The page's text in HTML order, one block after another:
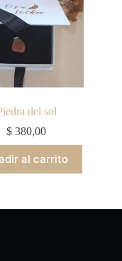
del sol
$ 380,00
al carrito